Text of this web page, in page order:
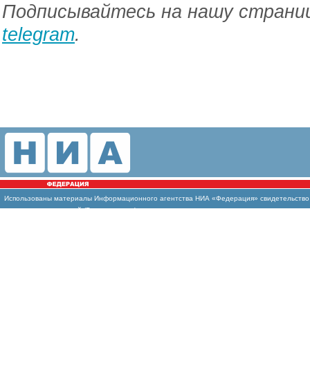
Подписывайтесь на нашу
telegram.
Использованы материалы Информационного агентства НИА «Федерация»
массовых коммуникаций (Роскомнадзор)